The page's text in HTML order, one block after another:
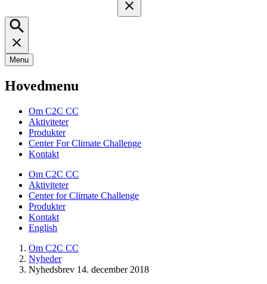
Menu
Hovedmenu
Om C2C CC
Aktiviteter
Produkter
Center For Climate Challenge
Kontakt
Om C2C CC
Aktiviteter
Center for Climate Challenge
Produkter
Kontakt
English
Om C2C CC
Nyheder
Nyhedsbrev 14. december 2018